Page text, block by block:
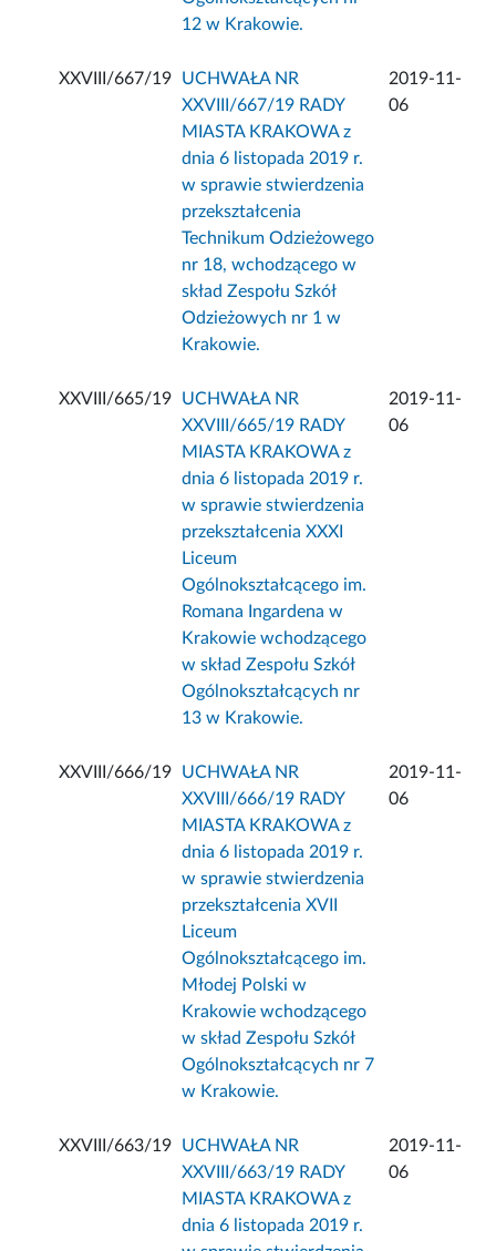
12 w Krakowie.
XXVIII/667/19
UCHWAŁA NR
XXVIII/667/19 RADY
MIASTA KRAKOWA z
dnia 6 listopada 2019 r.
w sprawie stwierdzenia
przekształcenia
Technikum Odzieżowego
nr 18, wchodzącego w
skład Zespołu Szkół
Odzieżowych nr 1 w
Krakowie.
2019-11-
06
XXVIII/665/19
UCHWAŁA NR
XXVIII/665/19 RADY
MIASTA KRAKOWA z
dnia 6 listopada 2019 r.
w sprawie stwierdzenia
przekształcenia XXXI
Liceum
Ogólnokształcącego im.
Romana Ingardena w
Krakowie wchodzącego
w skład Zespołu Szkół
Ogólnokształcących nr
13 w Krakowie.
2019-11-
06
XXVIII/666/19
UCHWAŁA NR
XXVIII/666/19 RADY
MIASTA KRAKOWA z
dnia 6 listopada 2019 r.
w sprawie stwierdzenia
przekształcenia XVII
Liceum
Ogólnokształcącego im.
Młodej Polski w
Krakowie wchodzącego
w skład Zespołu Szkół
Ogólnokształcących nr 7
w Krakowie.
2019-11-
06
XXVIII/663/19
UCHWAŁA NR
XXVIII/663/19 RADY
MIASTA KRAKOWA z
dnia 6 listopada 2019 r.
2019-11-
06